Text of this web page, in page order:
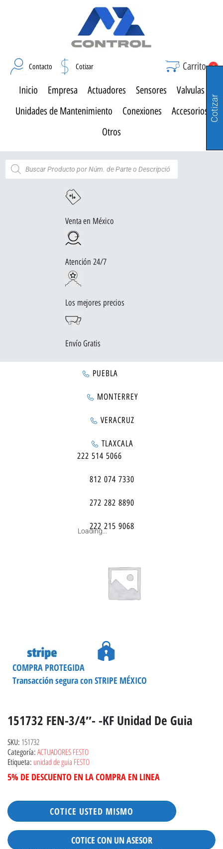
Contacto Cotizar Carrito 0
Inicio Empresa Actuadores Sensores
Valvulas
Unidades de Mantenimiento
Conexiones
Accesorios
Otros
Venta en México
Atención 24/7
Los mejores precios
Envío Gratis
PUEBLA
MONTERREY
VERACRUZ
TLAXCALA
222 514 5066
812 074 7330
272 282 8890
222 215 9068
Loading...
Transacción segura con STRIPE MÉXICO
COMPRA PROTEGIDA
151732 FEN-3/4″- -KF Unidad De Guia
SKU: 151732
Categoría: ACTUADORES FESTO
Etiqueta: unidad de guia FESTO
5% DE DESCUENTO EN LA COMPRA EN LINEA
COTICE USTED MISMO
COTICE CON UN ASESOR
Cotizar